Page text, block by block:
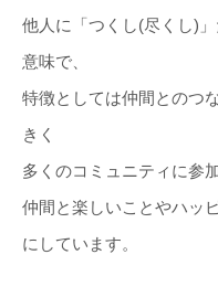
他人に「つくし(尽くし)
意味で、
特徴としては仲間とのつ
きく
多くのコミュニティに参
仲間と楽しいことやハッ
にしています。